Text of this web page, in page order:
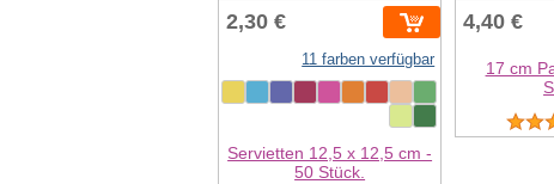
2,30 €
11 farben verfügbar
Servietten 12,5 x 12,5 cm -
50 Stück.
4,40 €
17 cm